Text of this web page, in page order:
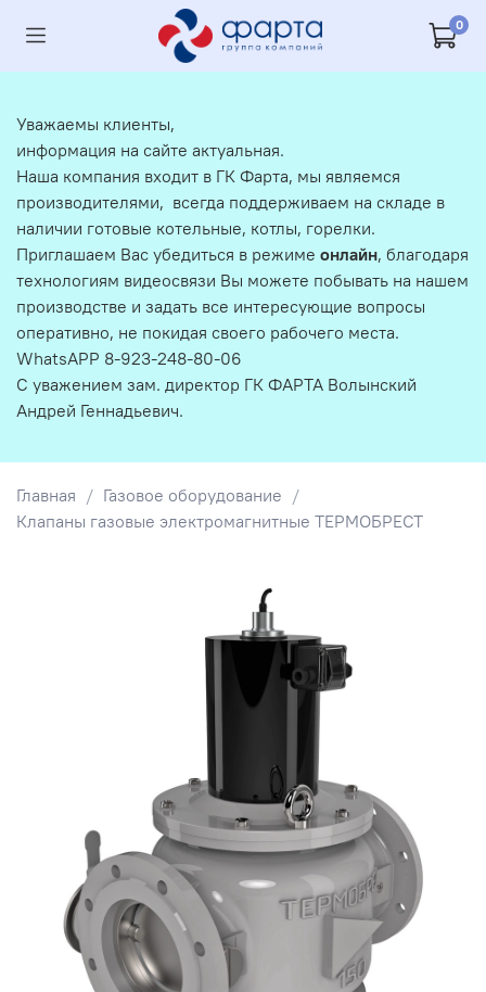
0
Главная
Газовое оборудование
Клапаны газовые электромагнитные ТЕРМОБРЕСТ
Уважаемы клиенты,
информация на сайте актуальная.
Наша компания входит в ГК Фарта, мы являемся
производителями, всегда поддерживаем на складе в
наличии готовые котельные, котлы, горелки.
Приглашаем Вас убедиться в режиме онлайн, благодаря
технологиям видеосвязи Вы можете побывать на нашем
производстве и задать все интересующие вопросы
оперативно, не покидая своего рабочего места.
WhatsAPP 8-923-248-80-06
С уважением зам. директор ГК ФАРТА Волынский
Андрей Геннадьевич.